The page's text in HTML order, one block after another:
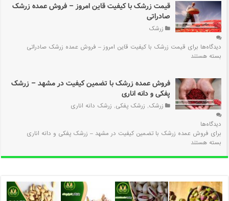
قیمت زرشک با کیفیت قاین امروز – فروش عمده زرشک
صادراتی
زرشک
دیدگاه‌ها برای قیمت زرشک با کیفیت قاین امروز – فروش عمده زرشک صادراتی
بسته هستند
فروش عمده زرشک با تضمین کیفیت در مشهد – زرشک
پفکی و دانه اناری
زرشک, زرشک پفکی, زرشک دانه اناری
دیدگاه‌ها
برای فروش عمده زرشک با تضمین کیفیت در مشهد – زرشک پفکی و دانه اناری
بسته هستند